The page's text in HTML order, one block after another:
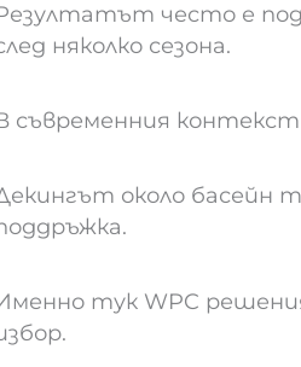
често е
няколко сезона.
съвременния
около басейн
тук WPC